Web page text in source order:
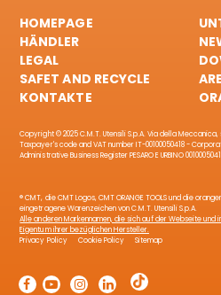
HOMEPAGE
HÄNDLER
LEGAL
SAFET AND RECYCLE
KONTAKTE
Copyright © 2025 C.M.T. Utensili S.p.A. Via della Meccanica,
Taxpayer's code and VAT number IT-00100050418 -
Administrative Business Register PESARO E URBINO
® CMT, die CMT Logos, CMT ORANGE TOOLS und die
eingetragene Warenzeichen von C.M.T. Utensili S.p.A.
Alle anderen Markennamen, die sich auf der Webseite und
Eigentum ihrer bezüglichen Hersteller.
Privacy Policy
Cookie Policy Sitemap